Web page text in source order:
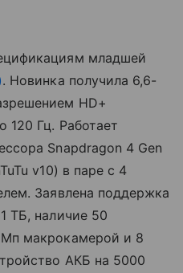
младшей
. Новинка получила 6,6-
HD+
120 Гц. Работает
Snapdragon 4 Gen
v10) в паре с 4
Заявлена поддержка
ТБ, наличие 50
макрокамерой и 8
АКБ на 5000